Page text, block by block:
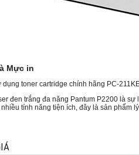
Mực in
dụng toner cartridge chính hãng PC-
đen trắng đa năng Pantum P2200 là
tính năng tiện ích, đây là sản phẩm